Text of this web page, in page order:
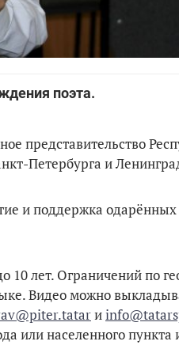
поэта.
представительство
Петербурга и
и поддержка
лет. Ограничений по
Видео можно
и
или населенного